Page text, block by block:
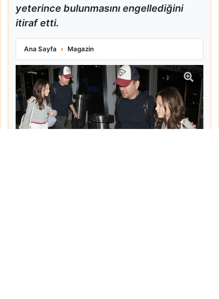
yeterince bulunmasını engellediğini
itiraf etti.
Ana Sayfa Magazin
Matt Damon Babalık Pişmanlığını İtiraf Etti